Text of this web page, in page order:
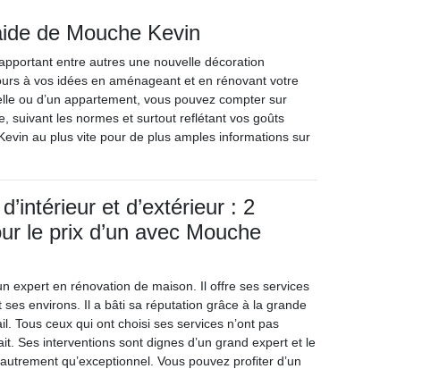
de Mouche Kevin
entre autres une nouvelle décoration
à vos idées en aménageant et en rénovant votre
ou d’un appartement, vous pouvez compter sur
suivant les normes et surtout reflétant vos goûts
au plus vite pour de plus amples informations sur
et d’extérieur : 2
le prix d’un avec Mouche
expert en rénovation de maison. Il offre ses services
ses environs. Il a bâti sa réputation grâce à la grande
Tous ceux qui ont choisi ses services n’ont pas
Ses interventions sont dignes d’un grand expert et le
qu’exceptionnel. Vous pouvez profiter d’un